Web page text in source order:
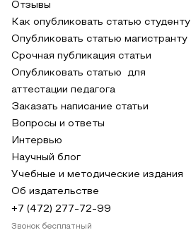
Отзывы
Как опубликовать статью студенту
Опубликовать статью магистранту
Срочная публикация статьи
Опубликовать статью для
аттестации педагога
Заказать написание статьи
Вопросы и ответы
Интервью
Научный блог
Учебные и методические издания
Об издательстве
+7 (472) 277-72-99
Звонок бесплатный